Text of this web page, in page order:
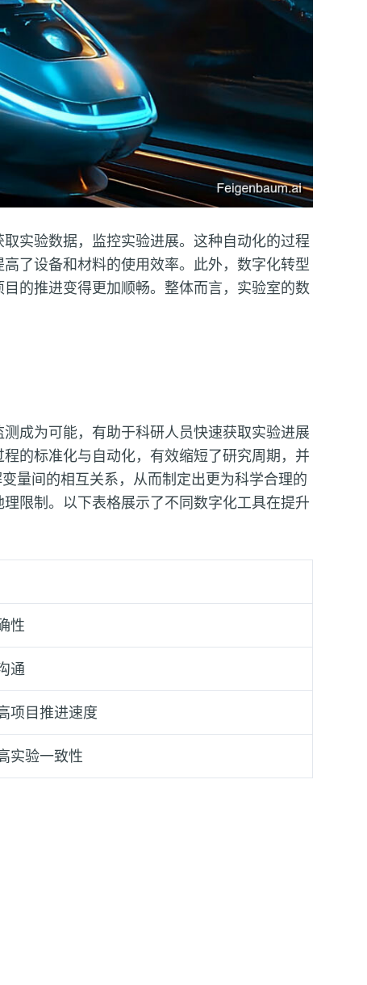
实验数据，监控实验进展。这种自动化的过程
了设备和材料的使用效率。此外，数字化转型
的推进变得更加顺畅。整体而言，实验室的数
成为可能，有助于科研人员快速获取实验进展
的标准化与自动化，有效缩短了研究周期，并
量间的相互关系，从而制定出更为科学合理的
限制。以下表格展示了不同数字化工具在提升
性
通
项目推进速度
实验一致性